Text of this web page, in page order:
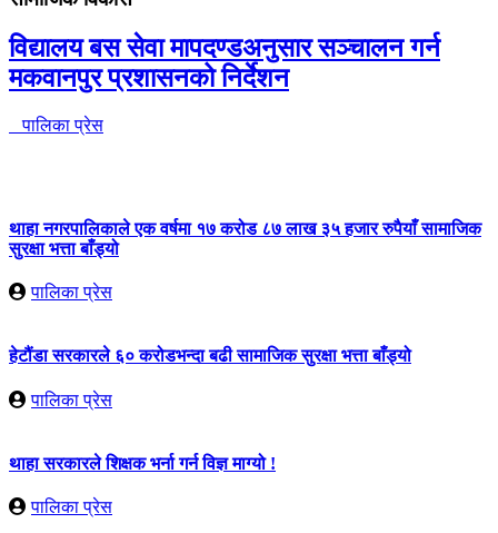
विद्यालय बस सेवा मापदण्डअनुसार सञ्चालन गर्न
मकवानपुर प्रशासनको निर्देशन
पालिका प्रेस
थाहा नगरपालिकाले एक वर्षमा १७ करोड ८७ लाख ३५ हजार रुपैयाँ सामाजिक
सुरक्षा भत्ता बाँड्यो
पालिका प्रेस
हेटौंडा सरकारले ६० करोडभन्दा बढी सामाजिक सुरक्षा भत्ता बाँड्यो
पालिका प्रेस
थाहा सरकारले शिक्षक भर्ना गर्न विज्ञ माग्यो !
पालिका प्रेस